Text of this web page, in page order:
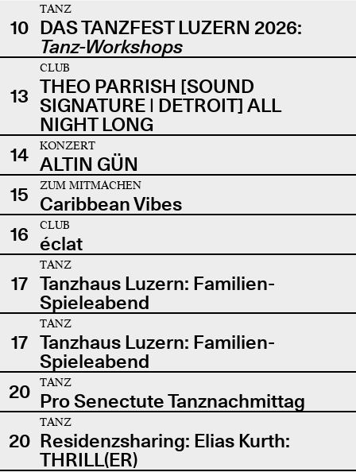
10
TANZ
DAS TANZFEST LUZERN 2026:
Tanz-Workshops
13
CLUB
THEO PARRISH [SOUND
SIGNATURE | DETROIT] ALL
NIGHT LONG
14
KONZERT
ALTIN GÜN
15
ZUM MITMACHEN
Caribbean Vibes
16
CLUB
éclat
17
TANZ
Tanzhaus Luzern: Familien-
Spieleabend
17
TANZ
Tanzhaus Luzern: Familien-
Spieleabend
20
TANZ
Pro Senectute Tanznachmittag
20
TANZ
Residenzsharing: Elias Kurth:
THRILL(ER)